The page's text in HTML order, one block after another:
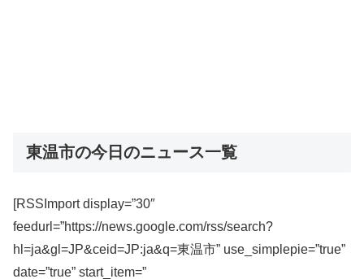
東温市の今日のニュース一覧
[RSSImport display=”30″
feedurl=”https://news.google.com/rss/search?
hl=ja&gl=JP&ceid=JP:ja&q=東温市” use_simplepie=”true”
date=”true” start_item=”